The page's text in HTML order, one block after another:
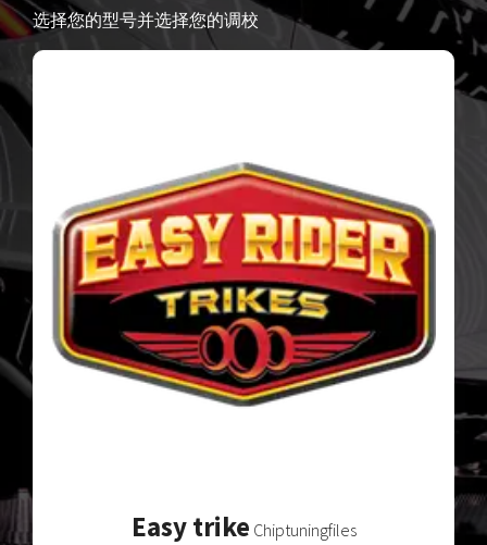
选择您的型号并选择您的调校
Easy trike Chiptuningfiles